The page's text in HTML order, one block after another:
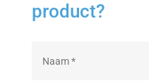
product?